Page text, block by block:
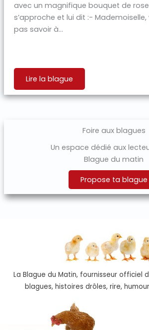
avec un magnifique bouquet de
s’approche et lui dit :-
pas savoir à...
Lire la blague
Foire aux blagues
Un espace dédié aux
Blague du matin
Propose ta blague
La Blague du Matin, fournisseur officiel
blagues, histoires drôles, rire,